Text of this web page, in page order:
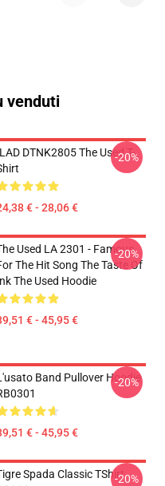
venduti
DTNK2805 The Used T-
€ - 28,06 €
-20%
Used LA 2301 - Famous
The Hit Song The Taste Of
The Used Hoodie
€ - 45,95 €
-20%
Band Pullover Hoodie
€ - 45,95 €
-20%
Spada Classic TShirt-20%